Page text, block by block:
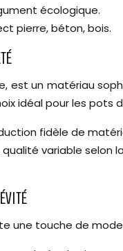
écologique.
pierre, béton, bois.
est un matériau
idéal pour les pots
fidèle de
variable selon
une touche de